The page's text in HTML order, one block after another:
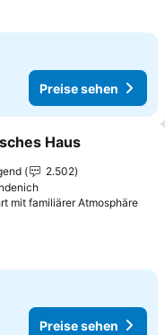
Preise sehen
hinzufügen
Haus
2.502
mit familiärer Atmosphäre
Preise sehen